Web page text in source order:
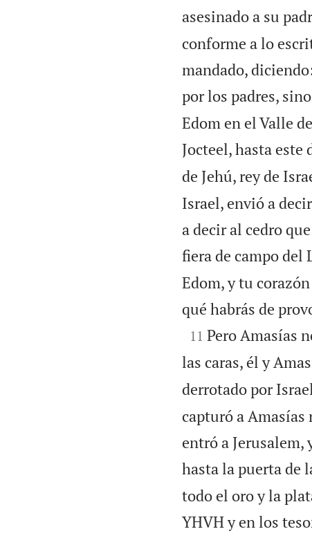
asesinado a su
conforme a lo
mandado,
por los padres,
Edom en el Valle
Jocteel, hasta este
de Jehú, rey de
Israel, envió a
a decir al cedro
fiera de campo del
Edom, y tu
qué habrás de

11 Pero Amasías
las caras, él y
derrotado por
capturó a Amasías
entró a Jerusalem,
hasta la puerta de
todo el oro y la
YHVH y en los